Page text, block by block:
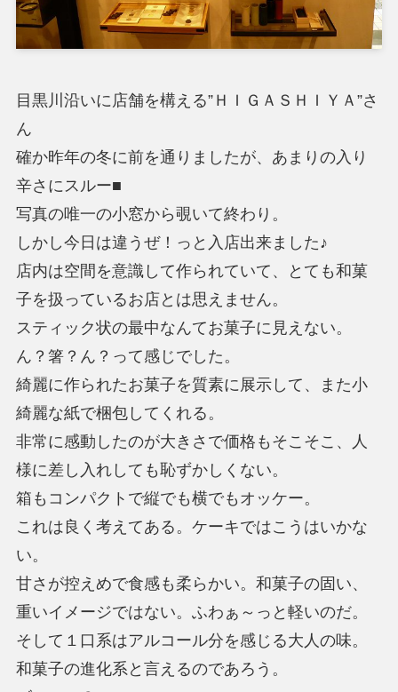
目黒川沿いに店舗を構える”ＨＩＧＡＳＨＩＹＡ”さ
ん
確か昨年の冬に前を通りましたが、あまりの入り
辛さにスルー■
写真の唯一の小窓から覗いて終わり。
しかし今日は違うぜ！っと入店出来ました♪
店内は空間を意識して作られていて、とても和菓
子を扱っているお店とは思えません。
スティック状の最中なんてお菓子に見えない。
ん？箸？ん？って感じでした。
綺麗に作られたお菓子を質素に展示して、また小
綺麗な紙で梱包してくれる。
非常に感動したのが大きさで価格もそこそこ、人
様に差し入れしても恥ずかしくない。
箱もコンパクトで縦でも横でもオッケー。
これは良く考えてある。ケーキではこうはいかな
い。
甘さが控えめで食感も柔らかい。和菓子の固い、
重いイメージではない。ふわぁ～っと軽いのだ。
そして１口系はアルコール分を感じる大人の味。
和菓子の進化系と言えるのであろう。